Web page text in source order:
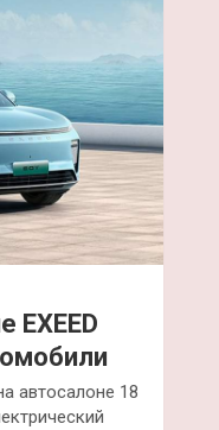
EXEED
автосалоне 18